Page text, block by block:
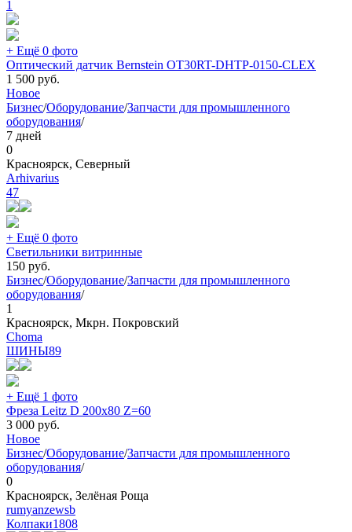
1
+ Ещё 0 фото
Оптический датчик Bernstein OT30RT-DHTP-0150-CLEX
1 500 руб.
Новое
Бизнес/Оборудование/Запчасти для промышленного
оборудования/
7 дней
0
Красноярск, Северный
Arhivarius
47
+ Ещё 0 фото
Светильники витринные
150 руб.
Бизнес/Оборудование/Запчасти для промышленного
оборудования/
1
Красноярск, Мкрн. Покровский
Choma
ШИНЫ89
+ Ещё 1 фото
Фреза Leitz D 200х80 Z=60
3 000 руб.
Новое
Бизнес/Оборудование/Запчасти для промышленного
оборудования/
0
Красноярск, Зелёная Роща
rumyanzewsb
Колпаки1808